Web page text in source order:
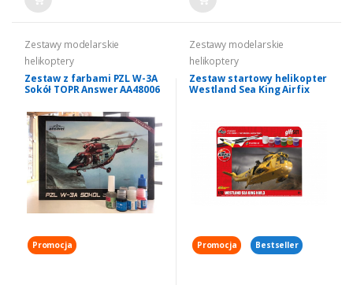
Zestawy modelarskie
helikoptery
Zestaw z farbami PZL W-3A
Sokół TOPR Answer AA48006
Promocja
Zestawy modelarskie
helikoptery
Zestaw startowy helikopter
Westland Sea King Airfix
Promocja Bestseller